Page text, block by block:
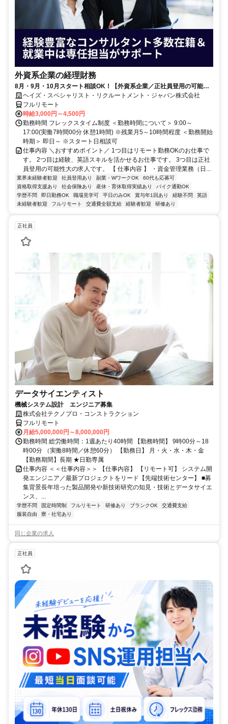
外資系企業の経理財務
8月・9月・10月スタート相談OK！【外資系企業／正社員登用の可能性
大／700万～800万／リモート勤務OK】経理財務
ヘイズ・スペシャリスト・リクルートメント・ジャパン株式会社
フルリモート
時給3,000円～4,500円
勤務時間 フレックスタイム制度 ＜勤務時間について＞ 9:00～
17:00(実働7時間00分 休憩1時間) ※残業月5～10時間程度 ＜勤務開始
時期＞ 即日～ ※スタート日相談可
仕事内容 ＼おすすめポイント／ 1つ目はリモート勤務OKのお仕事で
す。 2つ目は経験、英語スキルを活かせるお仕事です。 3つ目は正社
員登用の可能性大の求人です。 【 仕事内容 】 ・資金管理業務（日...
業界未経験者歓迎 社員登用あり 副業・WワークOK
60代も応募可
資格取得支援あり
社会保険あり 産休・育休取得実績あり
バイク通勤OK
学歴不問
即日勤務OK 職場見学可 平日のみOK 賞与年1回あり 経験不問
英語
未経験者歓迎
フルリモート 交通費全額支給 経験者歓迎 研修あり
正社員
データサイエンティスト
機械システム設計 エンジニア募集
株式会社テクノプロ・コンストラクション
フルリモート
月給5,000,000円～8,000,000円
勤務時間 総労働時間：1週あたり40時間 【勤務時間】 9時00分～18
時00分 （実働8時間／休憩60分） 【勤務日】 月・火・水・木・金
【勤務期間】長期 ★日勤専属
仕事内容 ＜＜仕事内容＞＞ 【仕事内容】 【リモート可】 システム開
発エンジニア／最新プロジェクトをリード【先端技術センター】 ■募
集背景長年培った製品開発や新技術研究の知見・技術とデータサイエ
ンス、...
学歴不問 固定時間制 フルリモート 研修あり ブランクOK
交通費支給
服装自由
寮・社宅あり
同じ企業の求人
正社員